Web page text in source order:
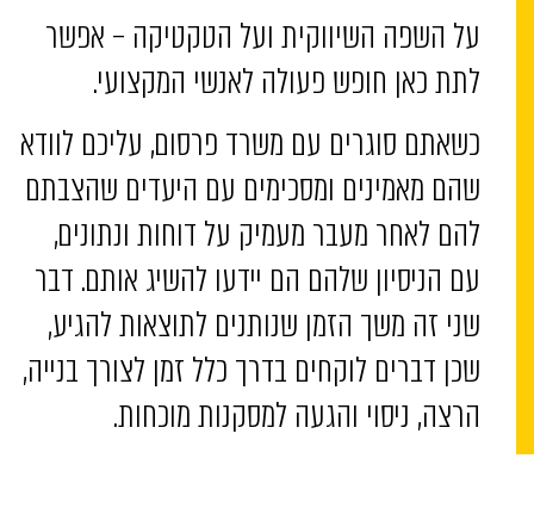
על השפה השיווקית ועל הטקטיקה – אפשר
לתת כאן חופש פעולה לאנשי המקצועי.
כשאתם סוגרים עם משרד פרסום, עליכם לוודא
שהם מאמינים ומסכימים עם היעדים שהצבתם
להם לאחר מעבר מעמיק על דוחות ונתונים,
עם הניסיון שלהם הם יידעו להשיג אותם. דבר
שני זה משך הזמן שנותנים לתוצאות להגיע,
שכן דברים לוקחים בדרך כלל זמן לצורך בנייה,
הרצה, ניסוי והגעה למסקנות מוכחות.